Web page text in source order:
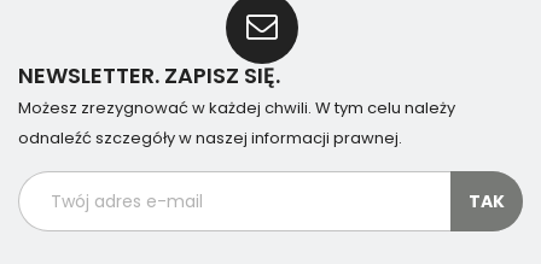
NEWSLETTER. ZAPISZ SIĘ.
Możesz zrezygnować w każdej chwili. W tym celu należy
odnaleźć szczegóły w naszej informacji prawnej.